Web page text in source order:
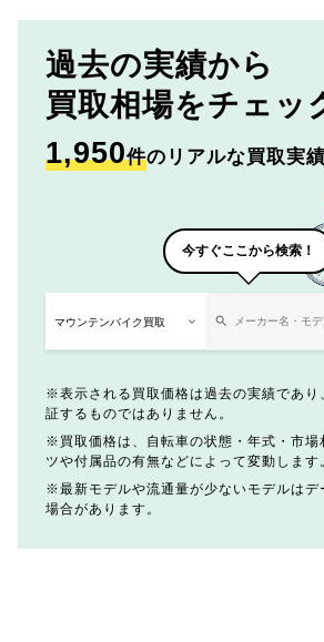
過去の実績から
買取相場をチェッ
1,950件のリアルな買取実
今すぐここから検索！
表示される買取価格は過去の実績であ
証するものではありません。
買取価格は、自転車の状態・年式・市場
ツや付属品の有無などによって変動します
最新モデルや流通量が少ないモデルは
場合があります。